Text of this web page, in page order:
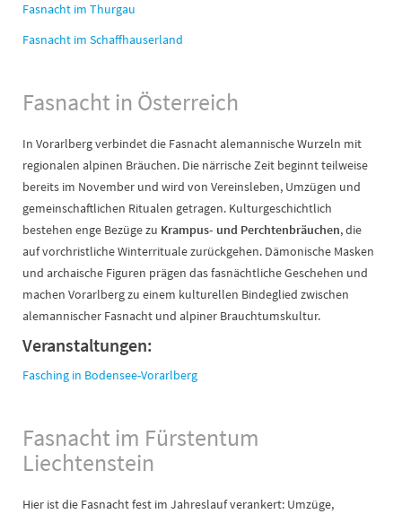
Fasnacht im Thurgau
Fasnacht im Schaffhauserland
Fasnacht in Österreich
In Vorarlberg verbindet die Fasnacht alemannische Wurzeln mit
regionalen alpinen Bräuchen. Die närrische Zeit beginnt teilweise
bereits im November und wird von Vereinsleben, Umzügen und
gemeinschaftlichen Ritualen getragen. Kulturgeschichtlich
bestehen enge Bezüge zu Krampus- und Perchtenbräuchen, die
auf vorchristliche Winterrituale zurückgehen. Dämonische Masken
und archaische Figuren prägen das fasnächtliche Geschehen und
machen Vorarlberg zu einem kulturellen Bindeglied zwischen
alemannischer Fasnacht und alpiner Brauchtumskultur.
Veranstaltungen:
Fasching in Bodensee-Vorarlberg
Fasnacht im Fürstentum
Liechtenstein
Hier ist die Fasnacht fest im Jahreslauf verankert: Umzüge,